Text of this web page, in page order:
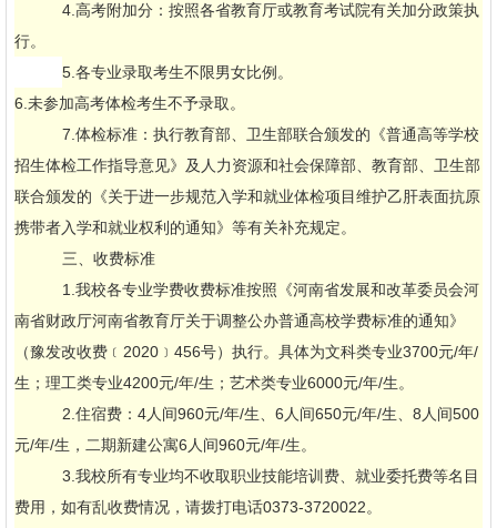
4.高考附加分：按照各省教育厅或教育考试院有关加分政策执
行。
5.各专业录取考生不限男女比例。
6.未参加高考体检考生不予录取。
7.体检标准：执行教育部、卫生部联合颁发的《普通高等学校
招生体检工作指导意见》及人力资源和社会保障部、教育部、卫生部
联合颁发的《关于进一步规范入学和就业体检项目维护乙肝表面抗原
携带者入学和就业权利的通知》等有关补充规定。
三、收费标准
1.我校各专业学费收费标准按照《河南省发展和改革委员会河
南省财政厅河南省教育厅关于调整公办普通高校学费标准的通知》
（豫发改收费﹝2020﹞456号）执行。具体为文科类专业3700元/年/
生；理工类专业4200元/年/生；艺术类专业6000元/年/生。
2.住宿费：4人间960元/年/生、6人间650元/年/生、8人间500
元/年/生，二期新建公寓6人间960元/年/生。
3.我校所有专业均不收取职业技能培训费、就业委托费等名目
费用，如有乱收费情况，请拨打电话0373-3720022。